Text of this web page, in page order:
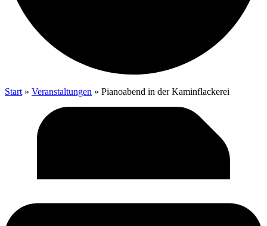
Start » Veranstaltungen » Pia­no­abend in der Kaminflackerei